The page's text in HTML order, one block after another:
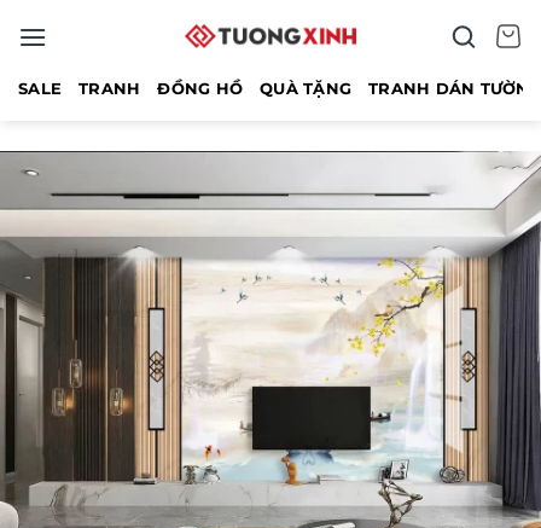
qua
SALE TRANH ĐỒNG HỒ QUÀ TẶNG TRANH DÁN